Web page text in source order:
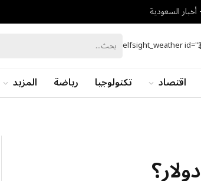
اقتصاد تكنولوجيا رياضة المزيد